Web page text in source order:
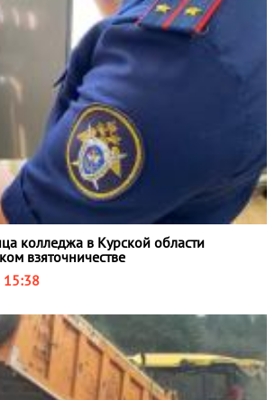
колледжа в Курской области
взяточничестве
15:38